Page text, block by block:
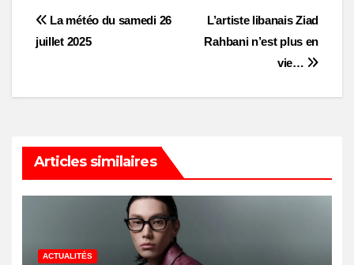
Post
navigation
L’artiste libanais Ziad
Rahbani n’est plus en
vie…
La météo du samedi 26
juillet 2025
Articles similaires
ACTUALITÉS